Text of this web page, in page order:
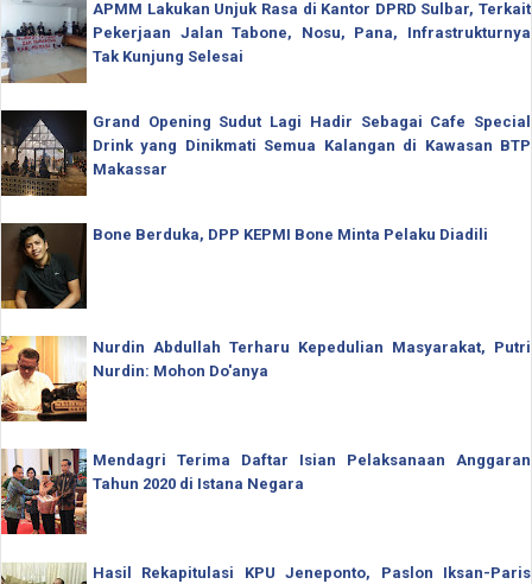
APMM Lakukan Unjuk Rasa di Kantor DPRD Sulbar, Terkait
Pekerjaan Jalan Tabone, Nosu, Pana, Infrastrukturnya
Tak Kunjung Selesai
Grand Opening Sudut Lagi Hadir Sebagai Cafe Special
Drink yang Dinikmati Semua Kalangan di Kawasan BTP
Makassar
Bone Berduka, DPP KEPMI Bone Minta Pelaku Diadili
Nurdin Abdullah Terharu Kepedulian Masyarakat, Putri
Nurdin: Mohon Do'anya
Mendagri Terima Daftar Isian Pelaksanaan Anggaran
Tahun 2020 di Istana Negara
Hasil Rekapitulasi KPU Jeneponto, Paslon Iksan-Paris